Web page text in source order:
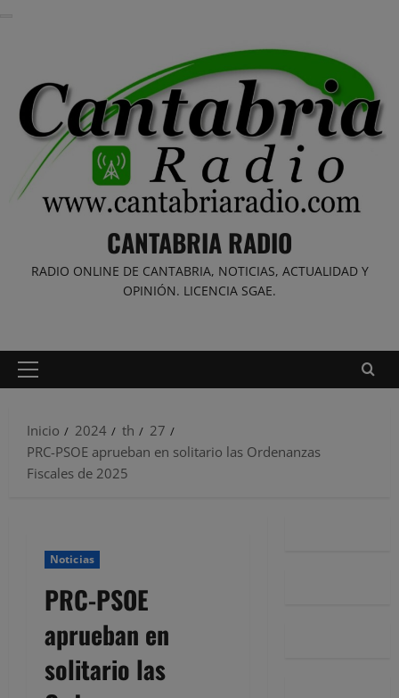
CANTABRIA RADIO
RADIO ONLINE DE CANTABRIA, NOTICIAS, ACTUALIDAD Y
OPINIÓN. LICENCIA SGAE.
Menú
Inicio
2024 th
27
PRC-PSOE aprueban en solitario las Ordenanzas
Fiscales de 2025
Noticias
PRC-PSOE
aprueban en
solitario las